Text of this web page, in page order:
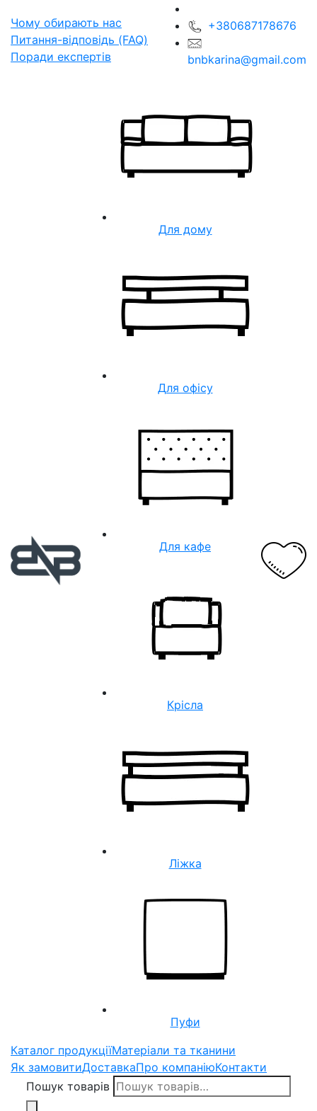
Чому обирають нас
Питання-відповідь (FAQ)
Поради експертів
+380687178676
bnbkarina@gmail.com
Для дому
Для офісу
Для кафе
Крісла
Ліжка
Пуфи
Каталог продукціїМатеріали та тканини
Як замовитиДоставкаПро компаніюКонтакти
Пошук товарів